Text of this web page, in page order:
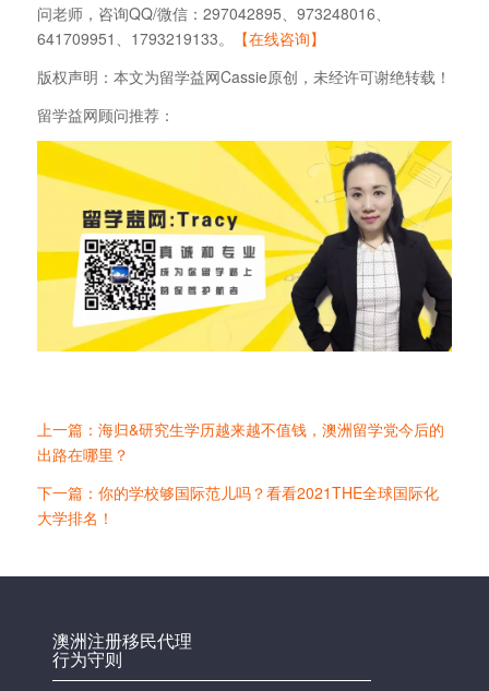
问老师，咨询QQ/微信：297042895、973248016、
641709951、1793219133。
【在线咨询】
版权声明：本文为留学益网Cassie原创，未经许可谢绝转载！
留学益网顾问推荐：
上一篇：海归&研究生学历越来越不值钱，澳洲留学党今后的
出路在哪里？
下一篇：你的学校够国际范儿吗？看看2021THE全球国际化
大学排名！
澳洲注册移民代理
行为守则